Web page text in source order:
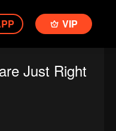
VIP
Just Right